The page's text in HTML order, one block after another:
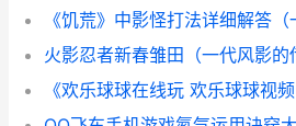
《欢乐球球在线玩 欢乐球球视频